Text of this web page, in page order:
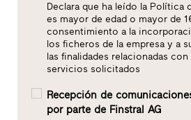
Declara que ha leído la Política
es mayor de edad o mayor de
consentimiento a la
los ficheros de la empresa y a
las finalidades relacionadas
servicios solicitados
Recepción de
por parte de Finstral AG